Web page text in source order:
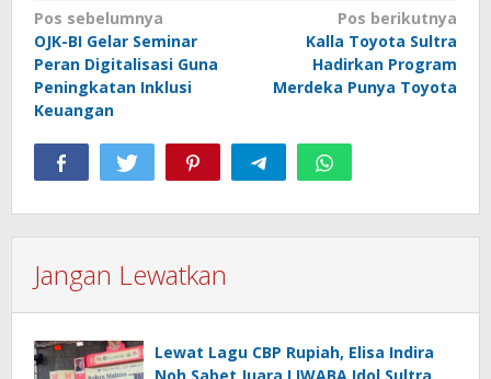
Navigasi
pos
Pos sebelumnya
OJK-BI Gelar Seminar
Peran Digitalisasi Guna
Peningkatan Inklusi
Keuangan
Pos berikutnya
Kalla Toyota Sultra
Hadirkan Program
Merdeka Punya Toyota
Jangan Lewatkan
Lewat Lagu CBP Rupiah, Elisa Indira